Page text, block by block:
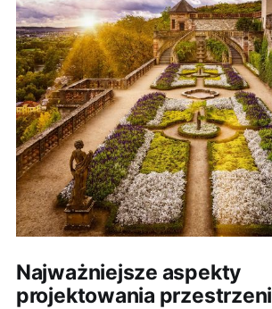
Najważniejsze aspekty
projektowania